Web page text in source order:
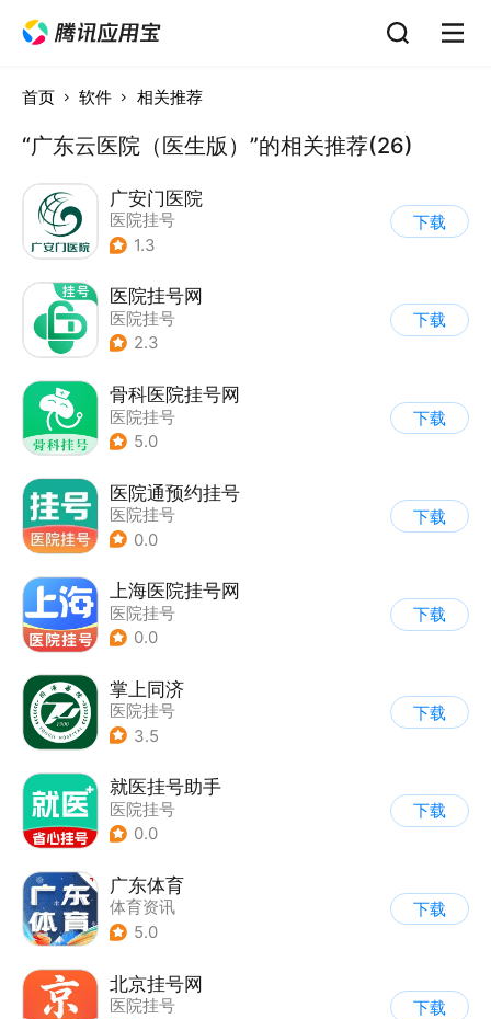
首页 软件 相关推荐
“广东云医院（医生版）”的相关推荐(26)
广安门医院
医院挂号
1.3
下载
医院挂号网
医院挂号
2.3
下载
骨科医院挂号网
医院挂号
5.0
下载
医院通预约挂号
医院挂号
0.0
下载
上海医院挂号网
医院挂号
0.0
下载
掌上同济
医院挂号
3.5
下载
就医挂号助手
医院挂号
0.0
下载
广东体育
体育资讯
5.0
下载
北京挂号网
医院挂号
下载